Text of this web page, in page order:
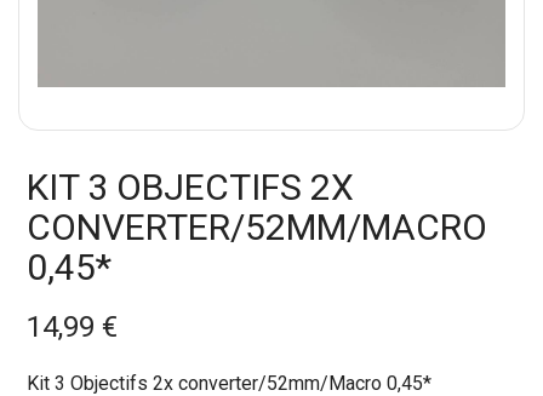
KIT 3 OBJECTIFS 2X
CONVERTER/52MM/MACRO
0,45*
14,99 €
Kit 3 Objectifs 2x converter/52mm/Macro 0,45*